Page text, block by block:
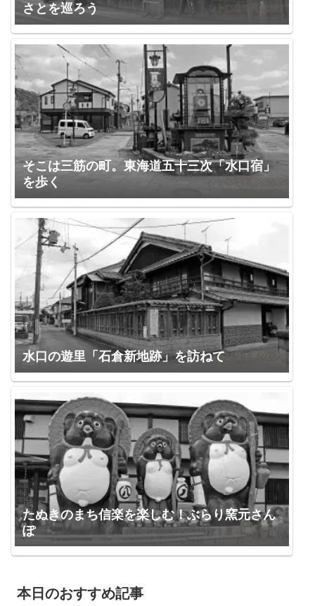
さとを巡ろう
そこは三筋の町。東海道五十三次「水口宿」
を歩く
水口の遊里「石倉新地跡」を訪ねて
たぬきのまち信楽を楽しむ！ぶらり窯元さん
ぽ
本日のおすすめ記事